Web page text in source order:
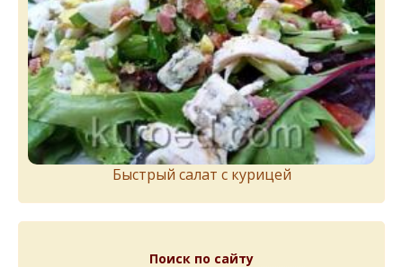
Быстрый салат с курицей
Поиск по сайту